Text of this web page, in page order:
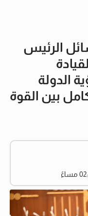
الرئيس
الدولة
بين القوة